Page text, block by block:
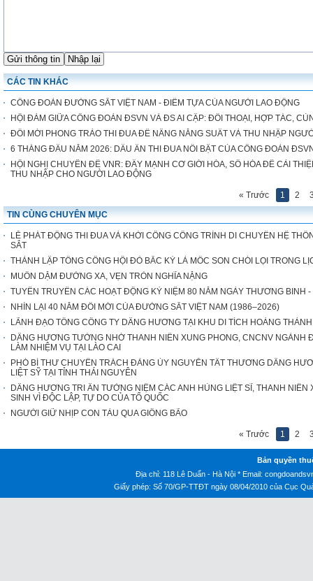
CÁC TIN KHÁC
CÔNG ĐOÀN ĐƯỜNG SẮT VIỆT NAM - ĐIỂM TỰA CỦA NGƯỜI LAO ĐỘNG
HỘI ĐÀM GIỮA CÔNG ĐOÀN ĐSVN VÀ ĐS AI CẬP: ĐỐI THOẠI, HỢP TÁC,
ĐỔI MỚI PHONG TRÀO THI ĐUA ĐỂ NÂNG NĂNG SUẤT VÀ THU NHẬP
6 THÁNG ĐẦU NĂM 2026: DẤU ẤN THI ĐUA NỔI BẬT CỦA CÔNG ĐOÀN
HỘI NGHỊ CHUYÊN ĐỀ VNR: ĐẨY MẠNH CƠ GIỚI HÓA, SỐ HÓA ĐỂ CẢI
THU NHẬP CHO NGƯỜI LAO ĐỘNG
« Trước 1 2
TIN CÙNG CHUYÊN MỤC
LỄ PHÁT ĐỘNG THI ĐUA VÀ KHỞI CÔNG CÔNG TRÌNH DI CHUYỂN HỆ
SẮT
THÀNH LẬP TỔNG CÔNG HỘI ĐỎ BẮC KỲ LÀ MỐC SON CHÓI LỌI TRONG
MUÔN DẶM ĐƯỜNG XA, VẸN TRÒN NGHĨA NẶNG
TUYÊN TRUYỀN CÁC HOẠT ĐỘNG KỶ NIỆM 80 NĂM NGÀY THƯƠNG BINH
NHÌN LẠI 40 NĂM ĐỔI MỚI CỦA ĐƯỜNG SẮT VIỆT NAM (1986–2026)
LÃNH ĐẠO TỔNG CÔNG TY DÂNG HƯƠNG TẠI KHU DI TÍCH HOÀNG
DÂNG HƯƠNG TƯỞNG NHỚ THANH NIÊN XUNG PHONG, CNCNV NGÀNH
LÀM NHIỆM VỤ TẠI LÀO CAI
PHÓ BÍ THƯ CHUYÊN TRÁCH ĐẢNG ỦY NGUYỄN TẤT THƯƠNG DÂNG
LIỆT SỸ TẠI TỈNH THÁI NGUYÊN
DÂNG HƯƠNG TRI ÂN TƯỞNG NIỆM CÁC ANH HÙNG LIỆT SĨ, THANH
SINH VÌ ĐỘC LẬP, TỰ DO CỦA TỔ QUỐC
NGƯỜI GIỮ NHỊP CON TÀU QUA GIÔNG BÃO
« Trước 1 2
Bản quyền
Địa chỉ: 118 Lê Duẩn - Hà Nội * Email:
Giấy phép: Số 70/GP-TTĐT ngày 08/04/2010 của Cục